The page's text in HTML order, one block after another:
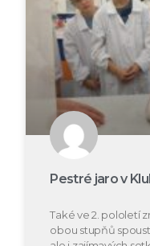
Pestré jaro v
Také ve 2. pololetí
obou stupňů